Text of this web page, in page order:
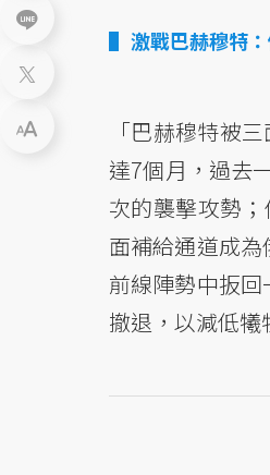
激戰巴赫穆特
「巴赫穆特被
達7個月，過去
次的襲擊攻勢
面補給通道成
前線陣勢中扳
撤退，以減低犧